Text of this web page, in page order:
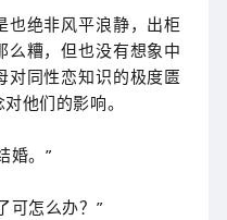
也绝非风平浪静，出柜
么糟，但也没有想象中
对同性恋知识的极度匮
他们的影响。
婚。”
可怎么办？”